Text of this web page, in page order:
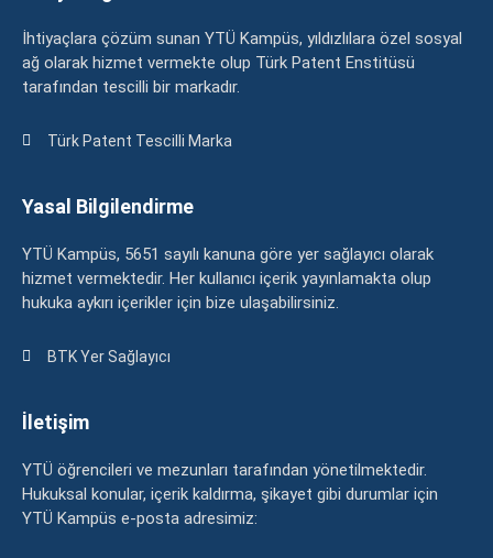
İhtiyaçlara çözüm sunan YTÜ Kampüs, yıldızlılara özel sosyal
ağ olarak hizmet vermekte olup Türk Patent Enstitüsü
tarafından tescilli bir markadır.
Türk Patent Tescilli Marka
Yasal Bilgilendirme
YTÜ Kampüs, 5651 sayılı kanuna göre yer sağlayıcı olarak
hizmet vermektedir. Her kullanıcı içerik yayınlamakta olup
hukuka aykırı içerikler için bize ulaşabilirsiniz.
BTK Yer Sağlayıcı
İletişim
YTÜ öğrencileri ve mezunları tarafından yönetilmektedir.
Hukuksal konular, içerik kaldırma, şikayet gibi durumlar için
YTÜ Kampüs e-posta adresimiz: